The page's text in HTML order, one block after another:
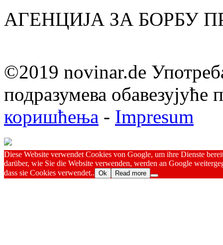
АГЕНЦИЈА ЗА БОРБУ
©2019 novinar.de
подразумева обавезујуће
коришћења - Impresum
Diese Website verwendet Cookies von Google, um ihre Dienste
darüber, wie Sie die Website verwenden, werden an Google
dass sie Cookies verwendet.. Ok Read more